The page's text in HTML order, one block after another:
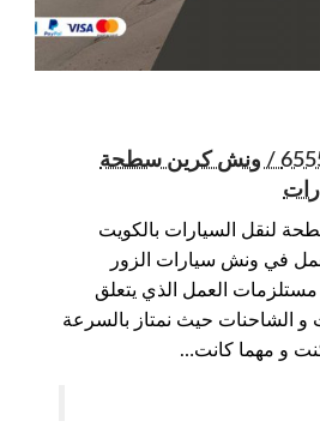
ونش الزور / 65557275 / ونش كرين سطحة
لنقل السيارات بالكويت
في ونش سيارات الزور
العمل الذي يتعلق
الشاحنات حيث نمتاز بالسرعة
و مهما كانت…